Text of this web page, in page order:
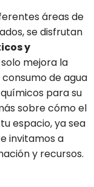
áreas de
se disfrutan
y
mejora la
de agua
para su
sobre cómo el
espacio, ya sea
invitamos a
y recursos.